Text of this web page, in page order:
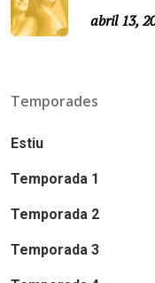
abril 13,
Temporades
Estiu
Temporada 1
Temporada 2
Temporada 3